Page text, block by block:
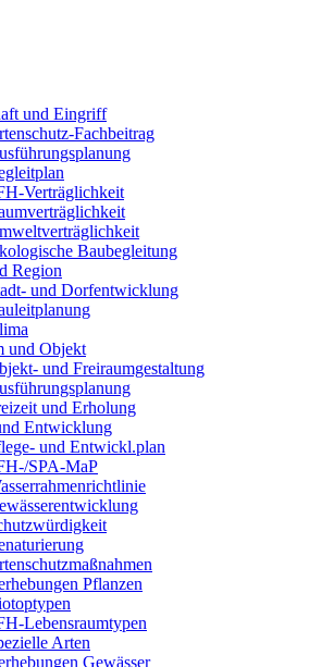
und Eingriff
Fachbeitrag
Verträglichkeit
Baubegleitung
Region
und Dorfentwicklung
und Objekt
und Freiraumgestaltung
und Erholung
Entwicklung
und Entwickl.plan
SPA-MaP
Pflanzen
Lebensraumtypen
Arten
Gewässer